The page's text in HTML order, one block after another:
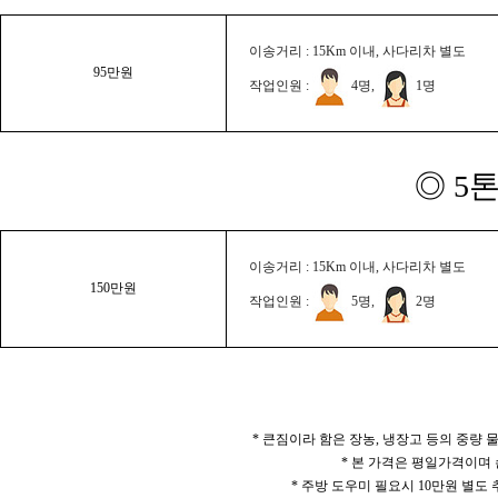
95만원
이송거리 : 15Km 이내, 사다리차 별도
작업인원 : 4명, 1명
◎ 5
150만원
이송거리 : 15Km 이내, 사다리차 별도
작업인원 : 5명, 2명
* 큰짐이라 함은 장농, 냉장고 등의 중량
* 본 가격은 평일가격이며
* 주방 도우미 필요시 10만원 별도